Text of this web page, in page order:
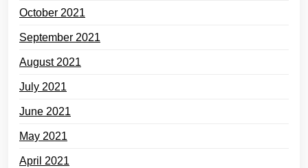
October 2021
September 2021
August 2021
July 2021
June 2021
May 2021
April 2021